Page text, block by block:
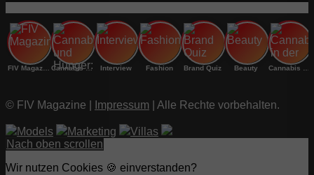
Cannabis und Hunger: Interview Fashion Brand Quiz Beauty
© FIV Magazine | Impressum | Alle Rechte vorbehalten.
Models Marketing
Villas
Nach oben scrollen
Wir nutzen Cookies 🍪 einverstanden?